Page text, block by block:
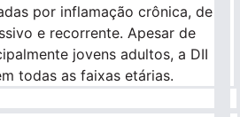
por inflamação crônica, de
e recorrente. Apesar de
jovens adultos, a DII
todas as faixas etárias.